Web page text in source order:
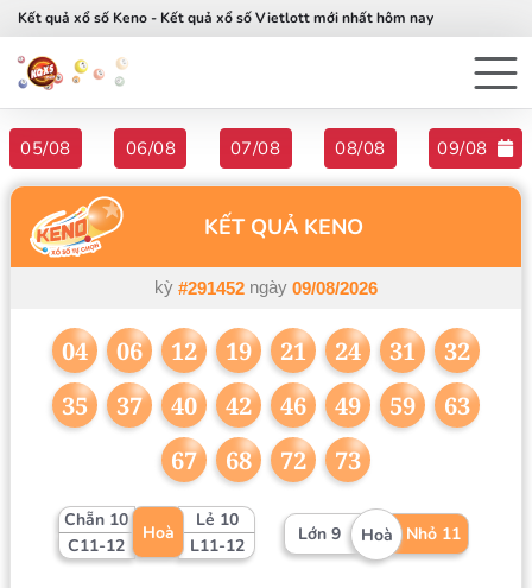
Kết quả xổ số Keno - Kết quả xổ số Vietlott mới nhất hôm nay
05/08 06/08 07/08 08/08 09/08
KẾT QUẢ KENO
kỳ #291452 ngày 09/08/2026
04 06 12 19 21 24 31
32
35
37 40 42 46 49 59
63
67
68 72 73
Chẵn 10
C11-12
Hoà
Lẻ 10
L11-12
Lớn 9 Hoà Nhỏ 11